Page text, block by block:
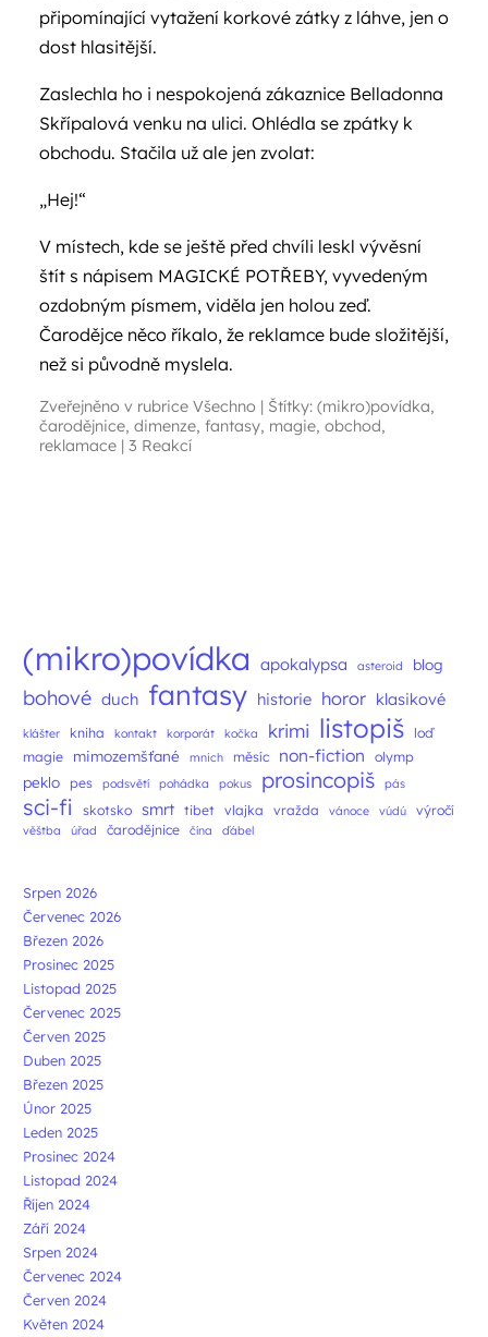
připomínající vytažení korkové zátky z láhve, jen o
dost hlasitější.
Zaslechla ho i nespokojená zákaznice Belladonna
Skřípalová venku na ulici. Ohlédla se zpátky k
obchodu. Stačila už ale jen zvolat:
„Hej!“
V místech, kde se ještě před chvíli leskl vývěsní
štít s nápisem MAGICKÉ POTŘEBY, vyvedeným
ozdobným písmem, viděla jen holou zeď.
Čarodějce něco říkalo, že reklamce bude složitější,
než si původně myslela.
Zveřejněno v rubrice Všechno | Štítky: (mikro)povídka,
čarodějnice, dimenze, fantasy, magie, obchod,
reklamace | 3 Reakcí
(mikro)povídka apokalypsa asteroid blog
bohové duch fantasy historie horor klasikové
klášter kniha kontakt korporát kočka krimi listopiš
loď
magie
mimozemšťané mnich měsíc non-fiction olymp
peklo pes podsvětí pohádka pokus prosincopiš pás
sci-fi skotsko smrt tibet vlajka vražda vánoce vúdú výročí
věštba úřad čarodějnice čína ďábel
Srpen 2026
Červenec 2026
Březen 2026
Prosinec 2025
Listopad 2025
Červenec 2025
Červen 2025
Duben 2025
Březen 2025
Únor 2025
Leden 2025
Prosinec 2024
Listopad 2024
Říjen 2024
Září 2024
Srpen 2024
Červenec 2024
Červen 2024
Květen 2024